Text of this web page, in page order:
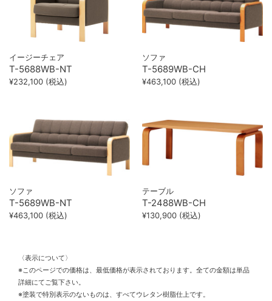
イージーチェア
T-5688WB-NT
¥232,100 (税込)
ソファ
T-5689WB-CH
¥463,100 (税込)
ソファ
T-5689WB-NT
¥463,100 (税込)
テーブル
T-2488WB-CH
¥130,900 (税込)
〈表示について〉
※このページでの価格は、最低価格が表示されております。全ての金額は単品
詳細にてご覧下さい。
※塗装で特別表示のないものは、すべてウレタン樹脂仕上です。